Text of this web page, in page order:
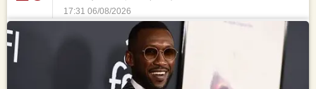
17:31 06/08/2026